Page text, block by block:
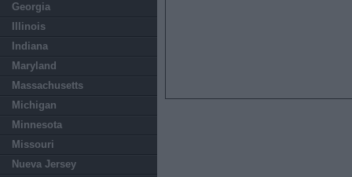
Georgia
Illinois
Indiana
Maryland
Massachusetts
Michigan
Minnesota
Missouri
Nueva Jersey